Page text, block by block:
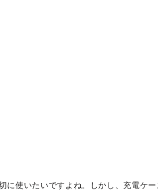
に使いたいですよね。しかし、充電ケ